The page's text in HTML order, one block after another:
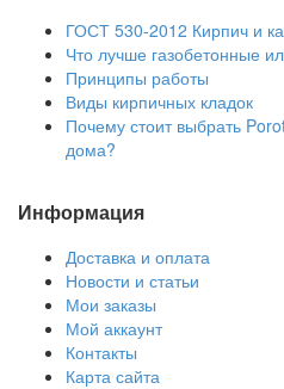
ГОСТ 530-2012 Кирпич и
Что лучше газобетонные
Принципы работы
Виды кирпичных кладок
Почему стоит выбрать
дома?
Информация
Доставка и оплата
Новости и статьи
Мои заказы
Мой аккаунт
Контакты
Карта сайта